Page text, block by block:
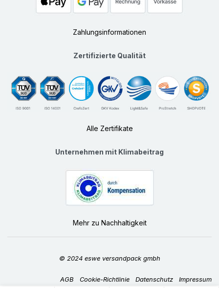
Zahlungsinformationen
Zertifizierte Qualität
Alle Zertifikate
Unternehmen mit Klimabeitrag
Mehr zu Nachhaltigkeit
© 2024 eswe versandpack gmbh
AGB Cookie-Richtlinie Datenschutz Impressum